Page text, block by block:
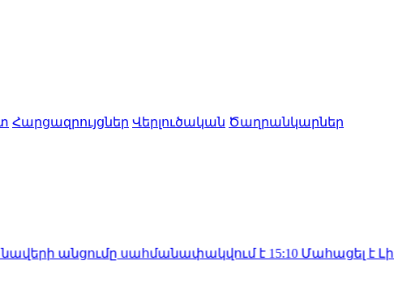
Հարցազրույցներ Վերլուծական Ծաղրանկարներ
սահմանափակվում է15:10Մահացել է Լիոնել